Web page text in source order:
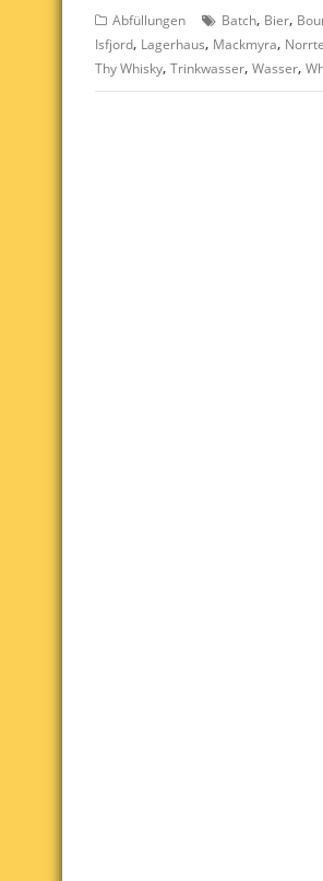
Abfüllungen Batch, Bier,
Isfjord, Lagerhaus, Mackmyra,
Thy Whisky, Trinkwasser, Wasser,